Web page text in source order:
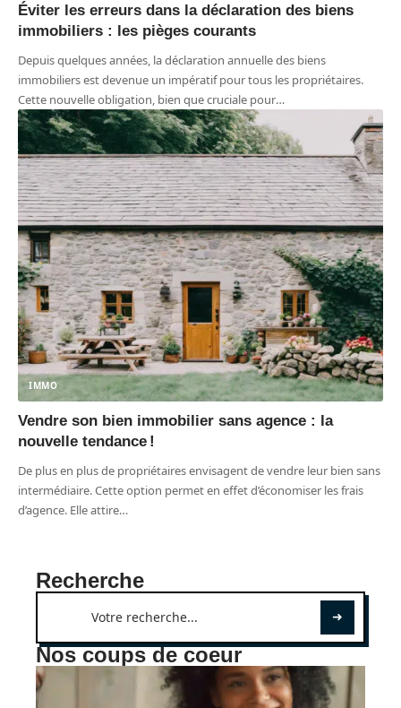
Éviter les erreurs dans la déclaration des biens
immobiliers : les pièges courants
Depuis quelques années, la déclaration annuelle des biens
immobiliers est devenue un impératif pour tous les propriétaires.
Cette nouvelle obligation, bien que cruciale pour…
IMMO
Vendre son bien immobilier sans agence : la
nouvelle tendance !
De plus en plus de propriétaires envisagent de vendre leur bien sans
intermédiaire. Cette option permet en effet d’économiser les frais
d’agence. Elle attire…
Recherche
Nos coups de coeur